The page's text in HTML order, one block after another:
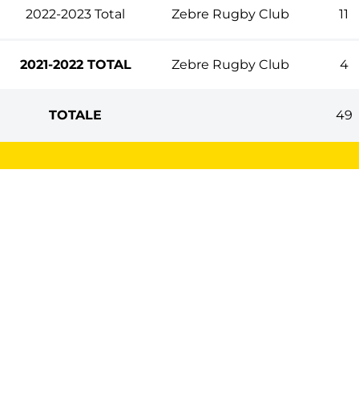
2022-2023 Total Zebre Rugby Club 11
2021-2022 TOTAL Zebre Rugby Club 4
TOTALE 49